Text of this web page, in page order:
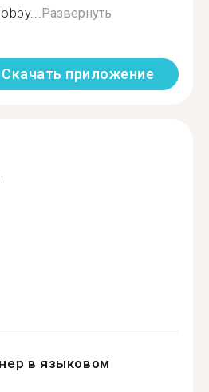
Развернуть
Скачать приложение
в языковом